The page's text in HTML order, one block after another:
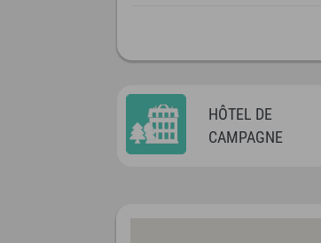
HÔTEL DE
CAMPAGNE